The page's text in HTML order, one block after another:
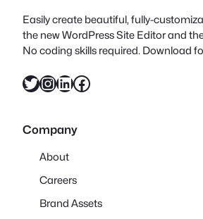
Easily create beautiful, fully-
the new WordPress Site Editor and
No coding skills required. Download
Twitter InstagramLinkedIn Facebook
Company
About
Careers
Brand Assets